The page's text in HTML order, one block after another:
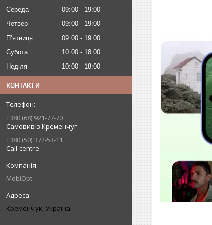
Середа
09:00
19:00
Четвер
09:00
19:00
Пʼятниця
09:00
19:00
Субота
10:00
18:00
Неділя
10:00 18:00
КОНТАКТИ
+380 (68) 921-77-70
Самовивіз Кременчуг
+380 (50) 372-53-11
Call-centre
MobiOpt
Кременчук, Україна